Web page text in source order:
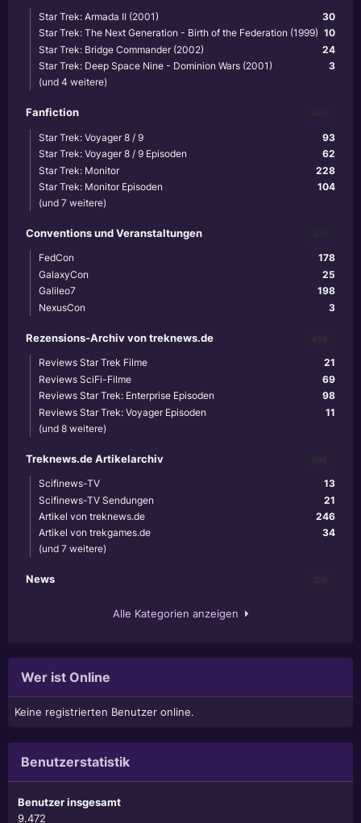
30
Star Trek: Armada II (2001)
10
Star Trek: The Next Generation - Birth of the Federation (1999)
24
Star Trek: Bridge Commander (2002)
3
Star Trek: Deep Space Nine - Dominion Wars (2001)
(und 4 weitere)
Fanfiction
93
Star Trek: Voyager 8 / 9
62
Star Trek: Voyager 8 / 9 Episoden
228
Star Trek: Monitor
104
Star Trek: Monitor Episoden
(und 7 weitere)
Conventions und Veranstaltungen
178
FedCon
25
GalaxyCon
198
Galileo7
3
NexusCon
Rezensions-Archiv von treknews.de
21
Reviews Star Trek Filme
69
Reviews SciFi-Filme
98
Reviews Star Trek: Enterprise Episoden
11
Reviews Star Trek: Voyager Episoden
(und 8 weitere)
Treknews.de Artikelarchiv
13
Scifinews-TV
21
Scifinews-TV Sendungen
246
Artikel von treknews.de
34
Artikel von trekgames.de
(und 7 weitere)
News
Alle Kategorien anzeigen
Wer ist Online
Keine registrierten Benutzer online.
Benutzerstatistik
Benutzer insgesamt
9.472